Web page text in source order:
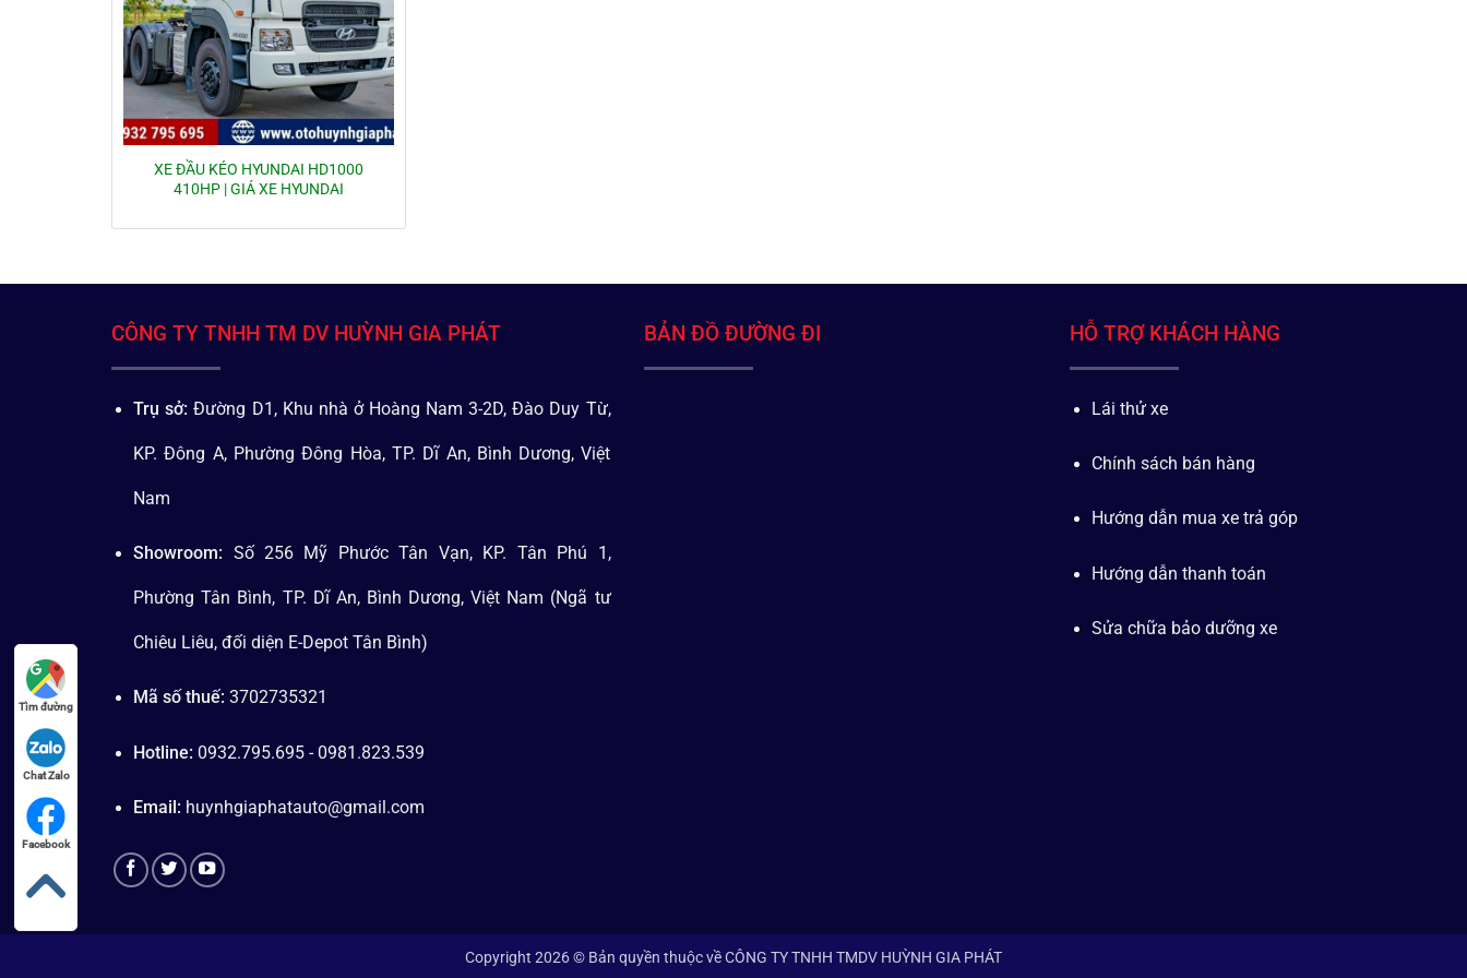
XE ĐẦU KÉO HYUNDAI HD1000
410HP | GIÁ XE HYUNDAI
CÔNG TY TNHH TM DV HUỲNH GIA PHÁT
Trụ sở: Đường D1, Khu nhà ở Hoàng Nam 3-2D, Đào Duy Từ,
KP. Đông A, Phường Đông Hòa, TP. Dĩ An, Bình Dương, Việt
Nam
Showroom: Số 256 Mỹ Phước Tân Vạn, KP. Tân Phú 1,
Phường Tân Bình, TP. Dĩ An, Bình Dương, Việt Nam (Ngã tư
Chiêu Liêu, đối diện E-Depot Tân Bình)
Mã số thuế:3702735321
Hotline: 0932.795.695 - 0981.823.539
Email: huynhgiaphatauto@gmail.com
BẢN ĐỒ ĐƯỜNG ĐI HỖ TRỢ KHÁCH HÀNG
Lái thử xe
Chính sách bán hàng
Hướng dẫn mua xe trả góp
Hướng dẫn thanh toán
Sửa chữa bảo dưỡng xe
Copyright 2026 © Bản quyền thuộc về CÔNG TY TNHH TMDV HUỲNH GIA PHÁT
Tìm đường
Chat Zalo
Facebook